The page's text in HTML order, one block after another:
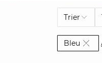
Trier
Bleu